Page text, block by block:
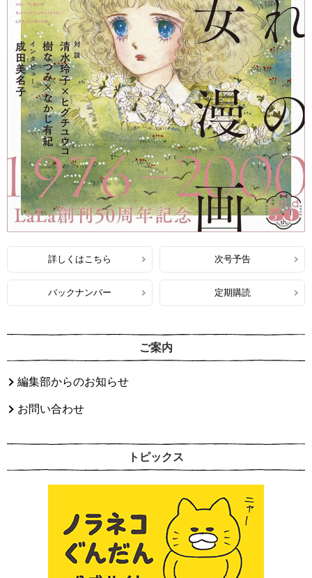
詳しくはこちら 次号予告
バックナンバー 定期購読
ご案内
編集部からのお知らせ
お問い合わせ
トピックス